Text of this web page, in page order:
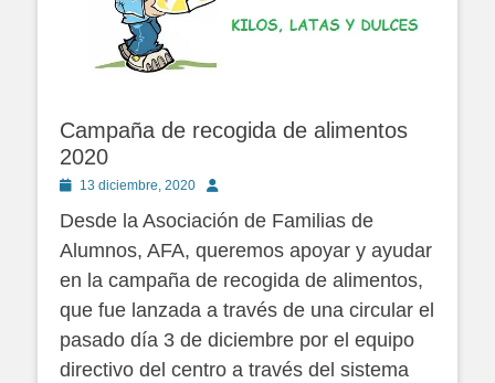
Campaña de recogida de alimentos
2020
Publicado
13 diciembre, 2020 Autor
Desde la Asociación de Familias de
Alumnos, AFA, queremos apoyar y ayudar
en la campaña de recogida de alimentos,
que fue lanzada a través de una circular el
pasado día 3 de diciembre por el equipo
directivo del centro a través del sistema